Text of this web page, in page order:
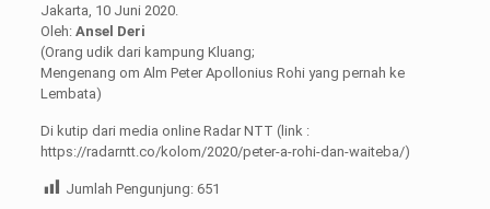
Jakarta, 10 Juni 2020.
Oleh: Ansel Deri
(Orang udik dari kampung Kluang;
Mengenang om Alm Peter Apollonius Rohi yang pernah ke
Lembata)
Di kutip dari media online Radar NTT (link :
https://radarntt.co/kolom/2020/peter-a-rohi-dan-waiteba/)
Jumlah Pengunjung: 651